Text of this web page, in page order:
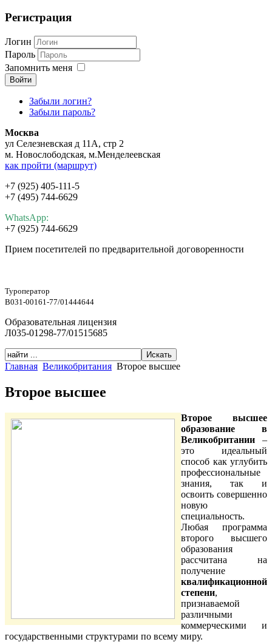
Регистрация
Логин
Пароль
Запомнить меня
Войти
Забыли логин?
Забыли пароль?
Москва
ул Селезневская д 11А, стр 2
м. Новослободская, м.Менделеевская
как пройти (маршрут)
+7 (925) 405-111-5
+7 (495) 744-6629
WhatsApp:
+7 (925) 744-6629
Прием посетителей по предварительной договоренности
Туроператор
В031-00161-77/01444644
Образовательная лицензия
Л035-01298-77/01515685
Главная Великобритания Второе высшее
Второе высшее
Второе высшее
образование в
Великобритании –
это идеальный
способ как углубить
профессиональные
знания, так и
освоить совершенно
новую
специальность.
Любая программа
второго высшего
образования
рассчитана на
получение
квалификационной
степени,
признаваемой
различными
коммерческими и
государственными структурами по всему миру.